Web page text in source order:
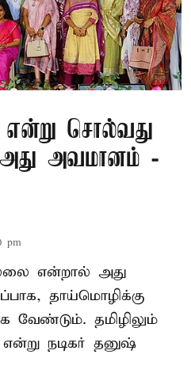
என்று சொல்வது
அவமானம் -
pm
என்றால் அது
தாய்மொழிக்கு
வேண்டும். தமிழிலும்
நடிகர் தனுஷ்